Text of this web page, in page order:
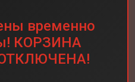
временно
КОРЗИНА